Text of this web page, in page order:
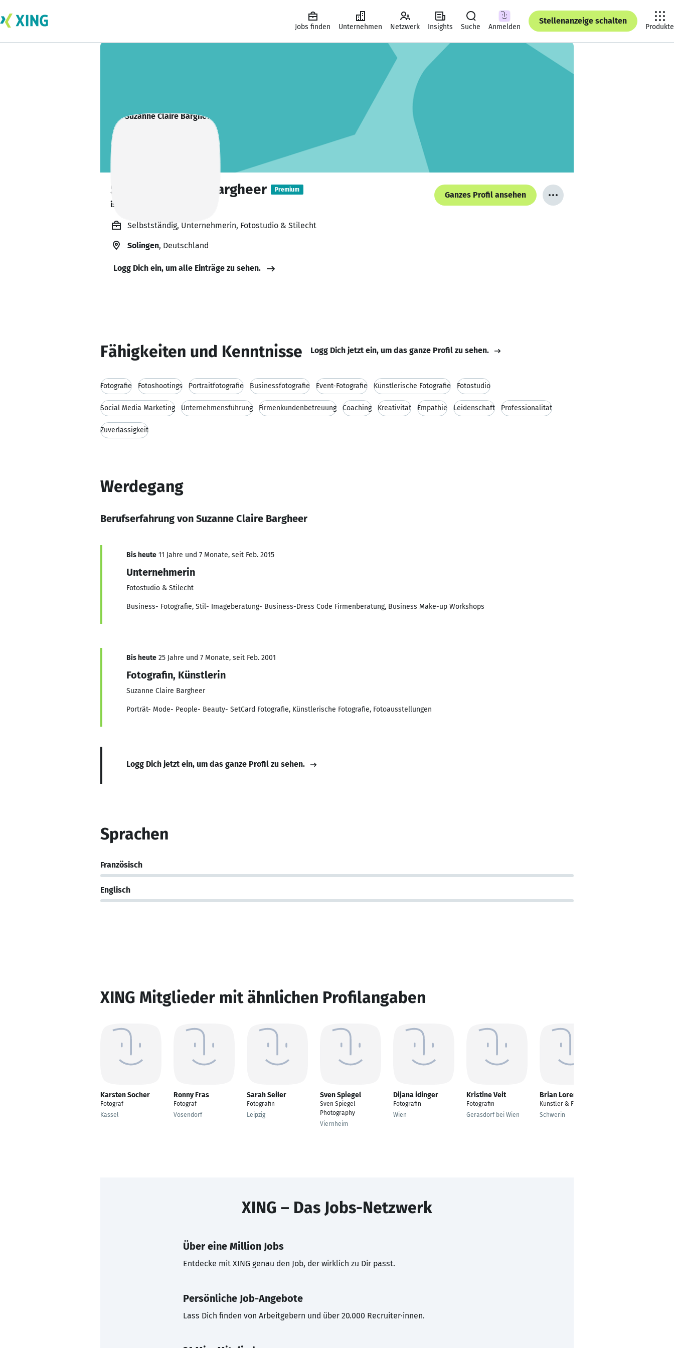
Jobs finden Unternehmen Netzwerk Insights Suche Anmelden
Stellenanzeige schalten
Produkte
Suzanne Claire Bargheer Premium
ist verfügbar. ✅
Ganzes Profil ansehen
Selbstständig, Unternehmerin, Fotostudio & Stilecht
Solingen, Deutschland
Logg Dich ein, um alle Einträge zu sehen.
Fähigkeiten und Kenntnisse Logg Dich jetzt ein, um das ganze Profil zu sehen.
Fotografie Fotoshootings Portraitfotografie Businessfotografie Event-Fotografie Künstlerische Fotografie Fotostudio
Social Media Marketing Unternehmensführung Firmenkundenbetreuung Coaching Kreativität Empathie Leidenschaft Professionalität
Zuverlässigkeit
Werdegang
Berufserfahrung von Suzanne Claire Bargheer
Bis heute 11 Jahre und 7 Monate, seit Feb. 2015
Unternehmerin
Fotostudio & Stilecht
Business- Fotografie, Stil- Imageberatung- Business-Dress Code Firmenberatung, Business Make-up Workshops
Bis heute 25 Jahre und 7 Monate, seit Feb. 2001
Fotografin, Künstlerin
Suzanne Claire Bargheer
Porträt- Mode- People- Beauty- SetCard Fotografie, Künstlerische Fotografie, Fotoausstellungen
Logg Dich jetzt ein, um das ganze Profil zu sehen.
Sprachen
Französisch
Englisch
XING Mitglieder mit ähnlichen Profilangaben
Karsten Socher
Fotograf
Kassel
Ronny Fras
Fotograf
Vösendorf
Sarah Seiler
Fotografin
Leipzig
Sven Spiegel
Sven Spiegel
Photography
Viernheim
Dijana idinger
Fotografin
Wien
Kristine Veit
Fotografin
Gerasdorf bei Wien
Brian Lorenzo
Künstler & Fotograf
Schwerin
XING – Das Jobs-Netzwerk
Über eine Million Jobs
Entdecke mit XING genau den Job, der wirklich zu Dir passt.
Persönliche Job-Angebote
Lass Dich finden von Arbeitgebern und über 20.000 Recruiter·innen.